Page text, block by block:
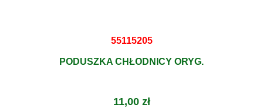
55115205
PODUSZKA CHŁODNICY ORYG.
11,00 zł